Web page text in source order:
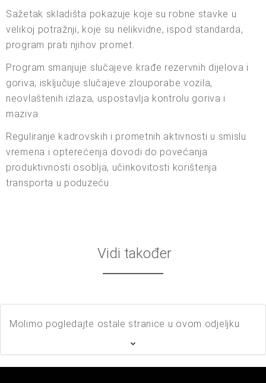
Sažetak skladišta pokazuje koje su robne stavke u
velikoj potražnji, koje su nelikvidne, ispod standarda,
program prati njihov promet.
Program smanjuje slučajeve krađe rezervnih dijelova i
goriva, isključuje slučajeve zlouporabe vozila,
neovlaštenih izlaza, uspostavlja kontrolu goriva i
maziva.
Reguliranje kadrovskih i prometnih aktivnosti u smislu
vremena i opterećenja dovodi do povećanja
produktivnosti osoblja, učinkovitosti korištenja
transporta u poduzeću.
Vidi također
Molimo pogledajte ostale stranice u ovom odjeljku